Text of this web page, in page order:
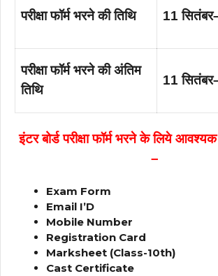
परीक्षा फॉर्म भरने की तिथि 11
परीक्षा फॉर्म भरने की अंतिम
तिथि
11
इंटर बोर्ड परीक्षा फॉर्म भरने के लिये
–
Exam Form
Email I’D
Mobile Number
Registration Card
Marksheet (Class-10th)
Cast Certificate